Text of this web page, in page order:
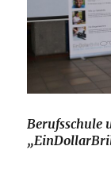
Berufsschule